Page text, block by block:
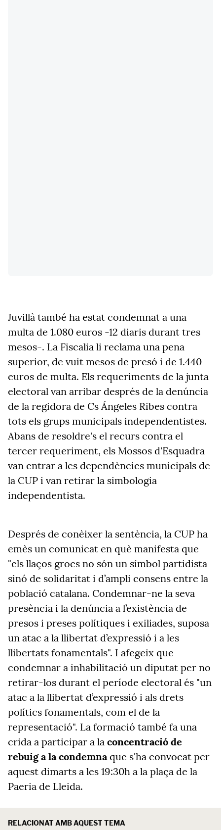
Juvillà també ha estat condemnat a una
multa de 1.080 euros -12 diaris durant tres
mesos-. La Fiscalia li reclama una pena
superior, de vuit mesos de presó i de 1.440
euros de multa. Els requeriments de la junta
electoral van arribar després de la denúncia
de la regidora de Cs Ángeles Ribes contra
tots els grups municipals independentistes.
Abans de resoldre's el recurs contra el
tercer requeriment, els Mossos d'Esquadra
van entrar a les dependències municipals de
la CUP i van retirar la simbologia
independentista.
Després de conèixer la sentència, la CUP ha
emès un comunicat en què manifesta que
"els llaços grocs no són un símbol partidista
sinó de solidaritat i d’ampli consens entre la
població catalana. Condemnar-ne la seva
presència i la denúncia a l’existència de
presos i preses polítiques i exiliades, suposa
un atac a la llibertat d’expressió i a les
llibertats fonamentals". I afegeix que
condemnar a inhabilitació un diputat per no
retirar-los durant el període electoral és "un
atac a la llibertat d’expressió i als drets
polítics fonamentals, com el de la
representació". La formació també fa una
crida a participar a la concentració de
rebuig a la condemnaque s'ha convocat per
aquest dimarts a les 19:30h a la plaça de la
Paeria de Lleida.
RELACIONAT AMB AQUEST TEMA